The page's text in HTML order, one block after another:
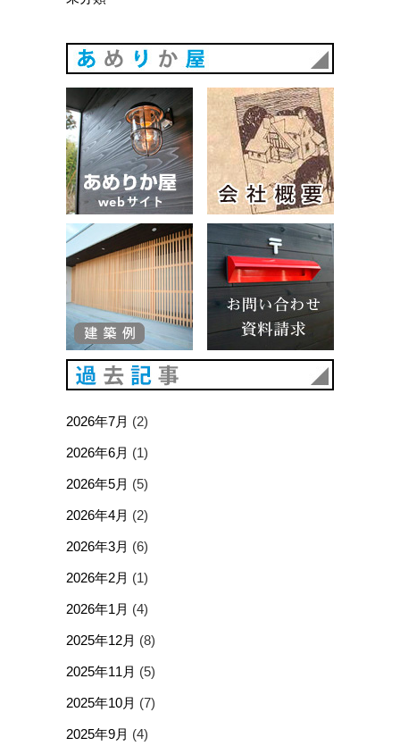
あめりか屋WEBサイト
2026年7月 (2)
2026年6月 (1)
2026年5月 (5)
2026年4月 (2)
2026年3月 (6)
2026年2月 (1)
2026年1月 (4)
2025年12月 (8)
2025年11月 (5)
2025年10月 (7)
2025年9月 (4)